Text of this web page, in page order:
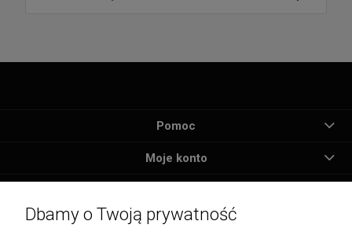
Pomoc
Moje konto
Informacje
Dbamy o Twoją prywatność